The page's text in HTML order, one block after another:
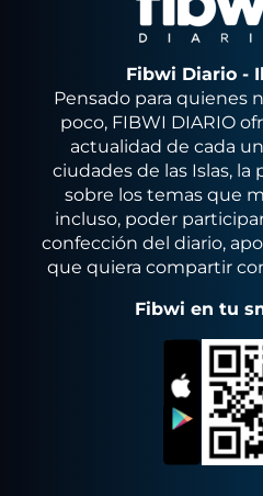
Fibwi Diario -
Pensado para quienes
poco, FIBWI DIARIO
actualidad de cada
ciudades de las Islas,
sobre los temas que
incluso, poder
confección del diario,
que quiera compartir
Fibwi en tu